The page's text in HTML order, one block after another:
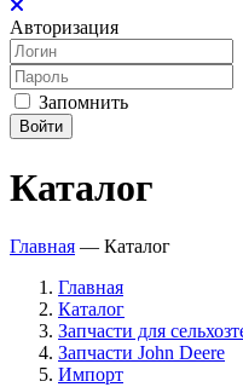
Авторизация
Запомнить
Войти
Каталог
Главная — Каталог
Главная
Каталог
Запчасти для
Запчасти John Deere
Импорт